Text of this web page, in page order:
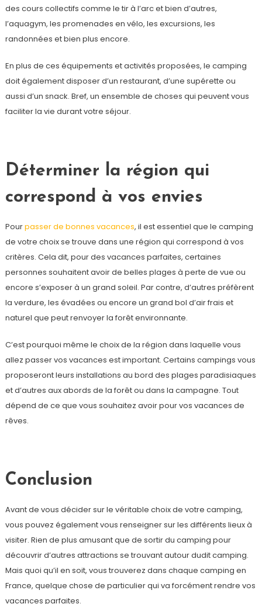
des cours collectifs comme le tir à l’arc et bien d’autres,
l’aquagym, les promenades en vélo, les excursions, les
randonnées et bien plus encore.
En plus de ces équipements et activités proposées, le camping
doit également disposer d’un restaurant, d’une supérette ou
aussi d’un snack. Bref, un ensemble de choses qui peuvent vous
faciliter la vie durant votre séjour.
Déterminer la région qui
correspond à vos envies
Pourpasser de bonnes vacances, il est essentiel que le camping
de votre choix se trouve dans une région qui correspond à vos
critères. Cela dit, pour des vacances parfaites, certaines
personnes souhaitent avoir de belles plages à perte de vue ou
encore s’exposer à un grand soleil. Par contre, d’autres préfèrent
la verdure, les évadées ou encore un grand bol d’air frais et
naturel que peut renvoyer la forêt environnante.
C’est pourquoi même le choix de la région dans laquelle vous
allez passer vos vacances est important. Certains campings vous
proposeront leurs installations au bord des plages paradisiaques
et d’autres aux abords de la forêt ou dans la campagne. Tout
dépend de ce que vous souhaitez avoir pour vos vacances de
rêves.
Conclusion
Avant de vous décider sur le véritable choix de votre camping,
vous pouvez également vous renseigner sur les différents lieux à
visiter. Rien de plus amusant que de sortir du camping pour
découvrir d’autres attractions se trouvant autour dudit camping.
Mais quoi qu’il en soit, vous trouverez dans chaque camping en
France, quelque chose de particulier qui va forcément rendre vos
vacances parfaites.